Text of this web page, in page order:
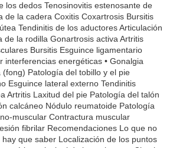
los dedos Tenosinovitis estenosante de
de la cadera Coxitis Coxartrosis Bursitis
Tendinitis de los aductores Articulación
de la rodilla Gonartrosis activa Artritis
Bursitis Esguince ligamentario
interferencias energéticas • Gonalgia
(fong) Patología del tobillo y el pie
Esguince lateral externo Tendinitis
Artritis Laxitud del pie Patología del talón
calcáneo Nódulo reumatoide Patología
muscular Contractura muscular
fibrilar Recomendaciones Lo que no
que saber Localización de los puntos